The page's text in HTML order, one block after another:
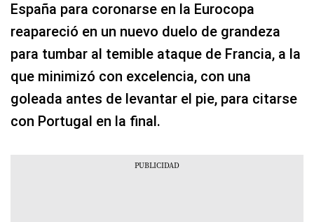
España para coronarse en la Eurocopa
reapareció en un nuevo duelo de grandeza
para tumbar al temible ataque de Francia, a la
que minimizó con excelencia, con una
goleada antes de levantar el pie, para citarse
con Portugal en la final.